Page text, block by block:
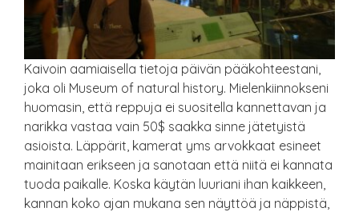
Kaivoin aamiaisella tietoja päivän pääkohteestani,
joka oli Museum of natural history. Mielenkiinnokseni
huomasin, että reppuja ei suositella kannettavan ja
narikka vastaa vain 50$ saakka sinne jätetyistä
asioista. Läppärit, kamerat yms arvokkaat esineet
mainitaan erikseen ja sanotaan että niitä ei kannata
tuoda paikalle. Koska käytän luuriani ihan kaikkeen,
kannan koko ajan mukana sen näyttöä ja näppistä,